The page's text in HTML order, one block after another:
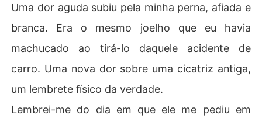
Uma dor aguda subiu pela minha perna, afiada e
branca. Era o mesmo joelho que eu havia
machucado ao tirá-lo daquele acidente de
carro. Uma nova dor sobre uma cicatriz antiga,
um lembrete físico da verdade.
Lembrei-me do dia em que ele me pediu em